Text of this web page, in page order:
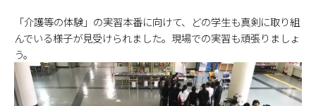
「介護等の体験」の実習本番に向けて、どの学生も真剣に取り組
んでいる様子が見受けられました。現場での実習も頑張りましょ
う。